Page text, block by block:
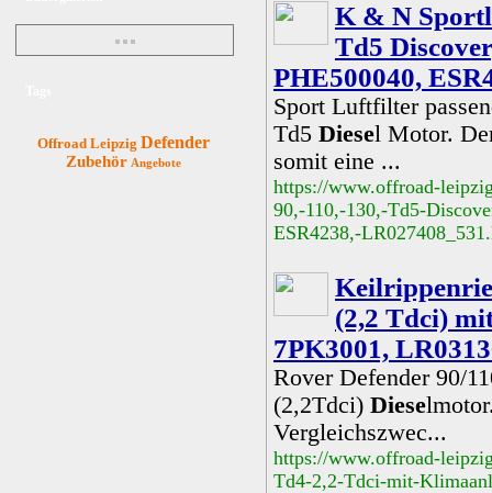
Offroad Leipzig Defender
Zubehör Angebote
K & N
Td5
PHE500040,
Sport Luftfilter
Td5 Diesel Motor.
somit eine ...
https://www.offroad-
90,-110,-130,-Td5-
ESR4238,-
(2,2 Tdci)
7PK3001,
Rover Defender 90/
(2,2Tdci) Diese
Vergleichszwec...
https://www.offroad-
Td4-2,2-Tdci-mit-